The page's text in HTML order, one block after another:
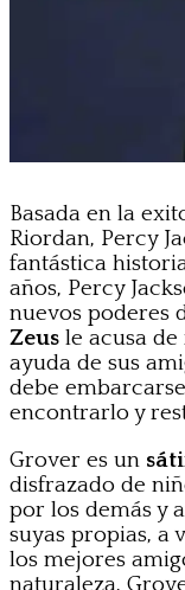
Basada en la
Riordan, Percy
fantástica
años, Percy
nuevos poderes
Zeus le acusa
ayuda de sus
debe
encontrarlo y
Grover es un
disfrazado de
por los demás y
suyas propias, a
los mejores
naturaleza,